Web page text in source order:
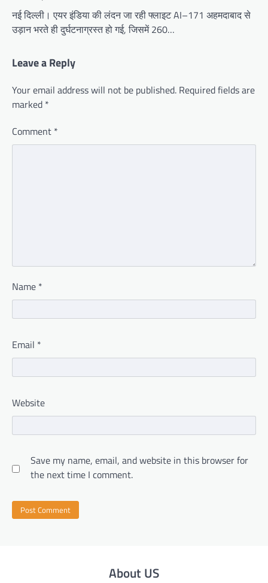
नई दिल्ली। एयर इंडिया की लंदन जा रही फ्लाइट AI–171 अहमदाबाद से
उड़ान भरते ही दुर्घटनाग्रस्त हो गई, जिसमें 260…
Leave a Reply
Your email address will not be published. Required fields are
marked *
Comment *
Name *
Email *
Website
Save my name, email, and website in this browser for
the next time I comment.
About US